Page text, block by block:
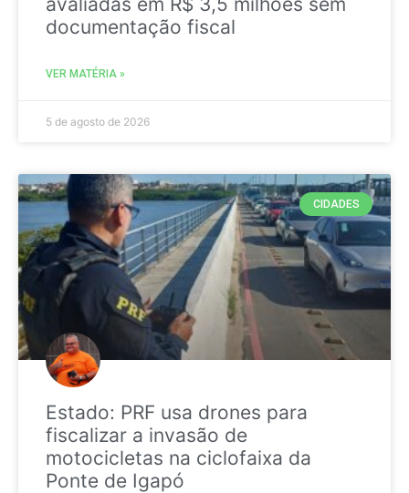
documentação fiscal
VER MATÉRIA »
5 de agosto de 2026
CIDADES
Estado: PRF usa drones para
fiscalizar a invasão de
motocicletas na ciclofaixa da
Ponte de Igapó